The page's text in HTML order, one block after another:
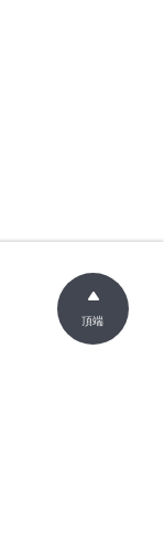
頂端